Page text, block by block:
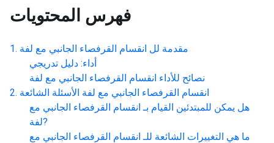
فهرس المحتويات
مقدمة لل انقسام القرفصاء الجانبي مع لفة
أداء: دليل تدريجي
نصائح للأداء انقسام القرفصاء الجانبي مع لفة
انقسام القرفصاء الجانبي مع لفة الأسئلة الشائعة
هل يمكن للمبتدئين القيام بـ انقسام القرفصاء الجانبي مع
لفة?
ما هي التغييرات الشائعة للـ انقسام القرفصاء الجانبي مع